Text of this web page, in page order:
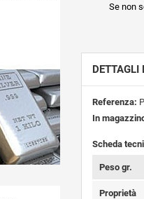
Se non
DETTAGLI
Referenza:
In
Scheda
Peso gr.
Proprietà